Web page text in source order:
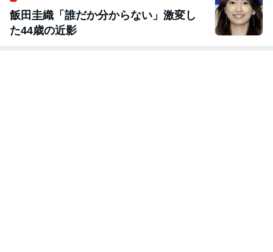
飯田圭織「誰だか分からない」激変し
た44歳の近影